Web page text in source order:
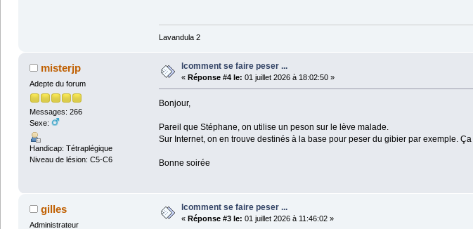
Lavandula 2
misterjp
Adepte du forum
Messages: 266
Sexe:
Handicap: Tétraplégique
Niveau de lésion: C5-C6
lcomment se faire peser ...
« Réponse #4 le: 01 juillet 2026 à 18:02:50 »
Bonjour,
Pareil que Stéphane, on utilise un peson sur le lève malade.
Sur Internet, on en trouve destinés à la base pour peser du gibier par exemple.
Bonne soirée
gilles
Administrateur
lcomment se faire peser ...
« Réponse #3 le: 01 juillet 2026 à 11:46:02 »